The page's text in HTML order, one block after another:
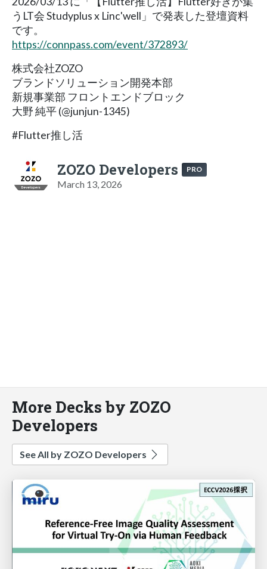
うLT会 Studyplus x Linc'well」で発表した登壇資料
です。
https://connpass.com/event/372893/
株式会社ZOZO
ブランドソリューション開発本部
新規事業部 フロントエンドブロック
大野 純平 (@junjun-1345)
#Flutter推し活
ZOZO Developers PRO
March 13, 2026
More Decks by ZOZO
Developers
See All by ZOZO Developers